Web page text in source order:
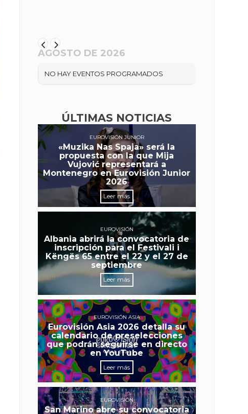
AGOSTO DE 2026
NO HAY EVENTOS PROGRAMADOS
ÚLTIMAS NOTICIAS
EUROVISIÓN JUNIOR
«Muzika Nas Spaja» será la
propuesta con la que Mija
Vujović representará a
Montenegro en Eurovisión Junior
2026
Leer más
EUROVISIÓN
Albania abrirá la convocatoria de
inscripción para el Festivali i
Këngës 65 entre el 22 y el 27 de
septiembre
Leer más
EUROVISIÓN ASIA
Eurovisión Asia 2026 detalla su
calendario de preselecciones
que podrán seguirse en directo
en YouTube
Leer más
EUROVISIÓN
San Marino abre su convocatoria